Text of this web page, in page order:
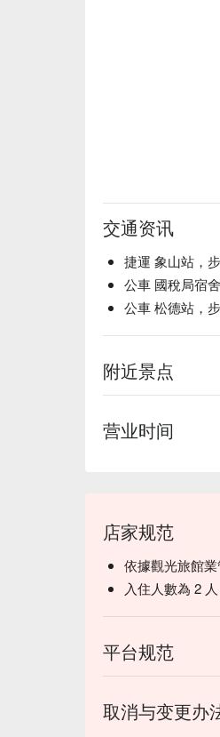
交通资讯
捷運 象山站，
公車 國稅局宿
公車 松德站，
附近景点
营业时间
店家规范
依據觀光旅館
入住人數為 2
平台规范
取消与变更办